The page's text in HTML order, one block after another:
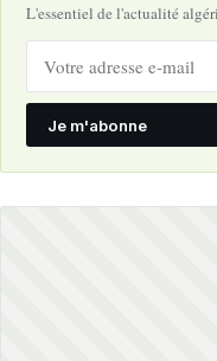
L'essentiel de l'actualité
Je m'abonne